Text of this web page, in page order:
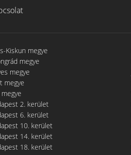
Kiskun megye
megye
megye
megye
2. kerület
6. kerület
10. kerület
14. kerület
18. kerület